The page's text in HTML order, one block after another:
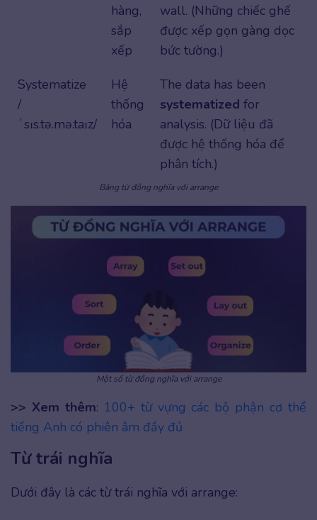
hàng,
sắp
xếp
wall. (Những chiếc ghế
được xếp gọn gàng dọc
bức tường.)
Systematize
/
ˈsɪs.tə.mə.taɪz/
Hệ
thống
hóa
The data has been
systematized for
analysis. (Dữ liệu đã
được hệ thống hóa để
phân tích.)
Bảng từ đồng nghĩa với arrange
Một số từ đồng nghĩa với arrange
>> Xem thêm: 100+ từ vựng các bộ phận cơ thể
tiếng Anh có phiên âm đầy đủ
Từ trái nghĩa
Dưới đây là các từ trái nghĩa với arrange: